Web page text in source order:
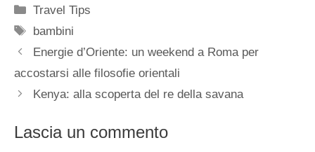
Categorie
Travel Tips
Tag
bambini
Energie d’Oriente: un weekend a Roma per
accostarsi alle filosofie orientali
Kenya: alla scoperta del re della savana
Lascia un commento